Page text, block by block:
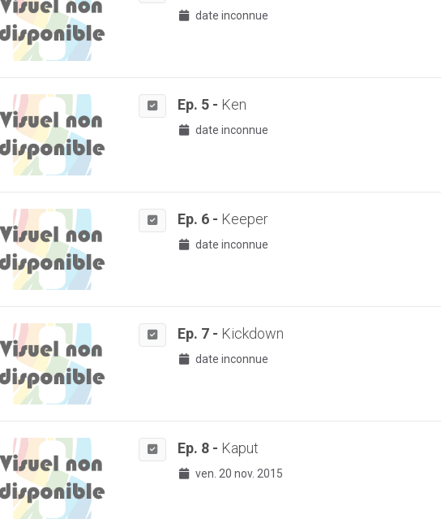
date inconnue
Ep. 5 - Ken
date inconnue
Ep. 6 - Keeper
date inconnue
Ep. 7 - Kickdown
date inconnue
Ep. 8 - Kaput
ven. 20 nov. 2015